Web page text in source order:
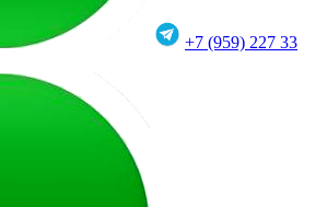
+7 (959) 227 33